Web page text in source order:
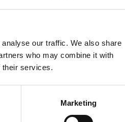
our traffic. We also share
who may combine it with
their services.
Marketing
NEU:
Konfigurieren Sie
Sicherheitsleuchte in
plus
mit
9Ah